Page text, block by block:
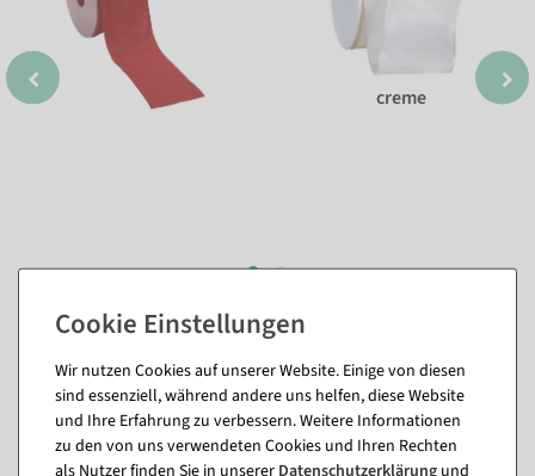
creme
Passende Artikel zu diesem Produkt
(8)
Wir nutzen Cookies auf unserer Website. Einige von diesen
sind essenziell, während andere uns helfen, diese Website
und Ihre Erfahrung zu verbessern. Weitere Informationen
zu den von uns verwendeten Cookies und Ihren Rechten
als Nutzer finden Sie in unsererDaten­schutz­erklärung und